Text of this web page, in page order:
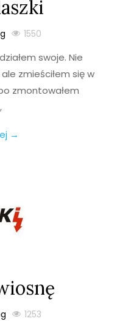
1550
swoje. Nie
zmieściłem się w
zmontowałem
→
1253